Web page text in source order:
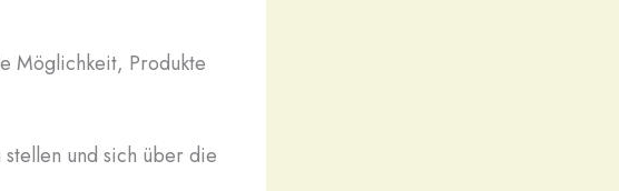
Möglichkeit, Produkte
und sich über die